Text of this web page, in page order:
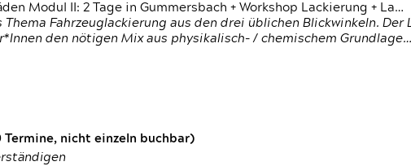
Modul II: 2 Tage in Gummersbach + Workshop Lackierung + La…
Fahrzeuglackierung aus den drei üblichen Blickwinkeln.
den nötigen Mix aus physikalisch- / chemischem Grundlage…
nicht einzeln buchbar)